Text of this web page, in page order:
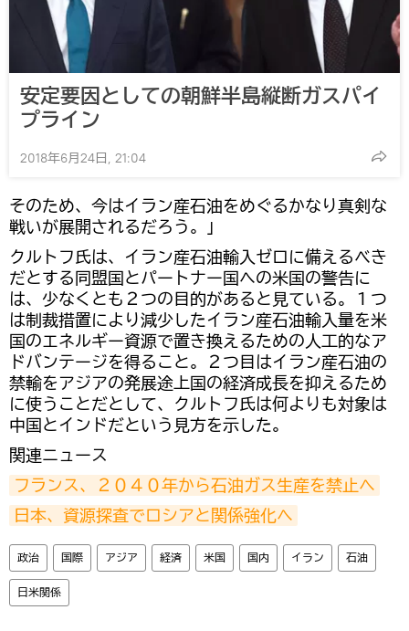
安定要因としての朝鮮半島縦断ガスパイ
プライン
2018年6月24日, 21:04
そのため、今はイラン産石油をめぐるかなり真剣な
戦いが展開されるだろう。」
クルトフ氏は、イラン産石油輸入ゼロに備えるべき
だとする同盟国とパートナー国への米国の警告に
は、少なくとも２つの目的があると見ている。１つ
は制裁措置により減少したイラン産石油輸入量を米
国のエネルギー資源で置き換えるための人工的なア
ドバンテージを得ること。２つ目はイラン産石油の
禁輸をアジアの発展途上国の経済成長を抑えるため
に使うことだとして、クルトフ氏は何よりも対象は
中国とインドだという見方を示した。
関連ニュース
フランス、２０４０年から石油ガス生産を禁止へ
日本、資源探査でロシアと関係強化へ
政治 国際 アジア 経済 米国 国内 イラン 石油
日米関係